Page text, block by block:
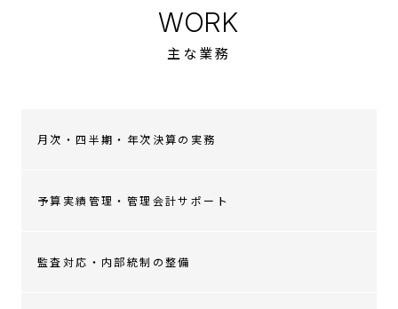
WORK
主な業務
月次・四半期・年次決算の実務
予算実績管理・管理会計サポート
監査対応・内部統制の整備